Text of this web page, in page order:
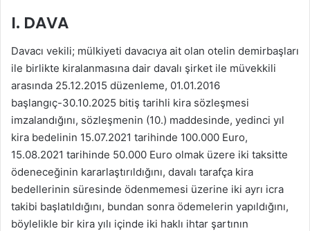
I. DAVA
Davacı vekili; mülkiyeti davacıya ait olan otelin demirbaşları
ile birlikte kiralanmasına dair davalı şirket ile müvekkili
arasında 25.12.2015 düzenleme, 01.01.2016
başlangıç-30.10.2025 bitiş tarihli kira sözleşmesi
imzalandığını, sözleşmenin (10.) maddesinde, yedinci yıl
kira bedelinin 15.07.2021 tarihinde 100.000 Euro,
15.08.2021 tarihinde 50.000 Euro olmak üzere iki taksitte
ödeneceğinin kararlaştırıldığını, davalı tarafça kira
bedellerinin süresinde ödenmemesi üzerine iki ayrı icra
takibi başlatıldığını, bundan sonra ödemelerin yapıldığını,
böylelikle bir kira yılı içinde iki haklı ihtar şartının